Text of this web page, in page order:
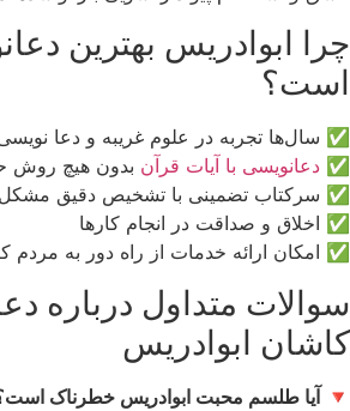
چرا ابوادریس بهترین
است؟
✅ سال‌ها تجربه در علوم غریبه و دعا
✅ دعانویسی با آیات قرآن بدون هیچ روش
✅ سرکتاب تضمینی با تشخیص دقیق مشکل
✅ اخلاق و صداقت در انجام کارها
✅ امکان ارائه خدمات از راه دور به مردم
سوالات متداول درباره
کاشان ابوادریس
🔻 آیا طلسم محبت ابوادریس خطرناک